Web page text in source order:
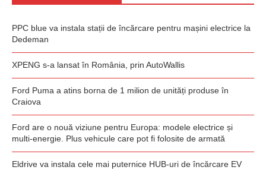
PPC blue va instala stații de încărcare pentru mașini electrice la
Dedeman
XPENG s-a lansat în România, prin AutoWallis
Ford Puma a atins borna de 1 milion de unități produse în
Craiova
Ford are o nouă viziune pentru Europa: modele electrice și
multi-energie. Plus vehicule care pot fi folosite de armată
Eldrive va instala cele mai puternice HUB-uri de încărcare EV